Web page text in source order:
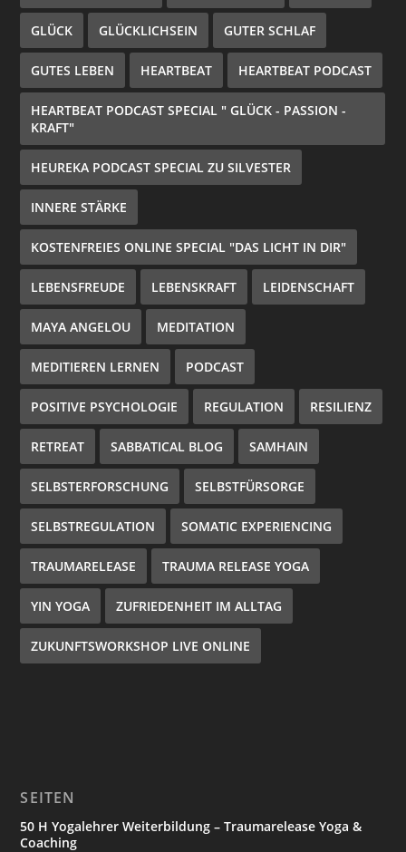
GLÜCK GLÜCKLICHSEIN GUTER SCHLAF
GUTES LEBEN HEARTBEAT HEARTBEAT PODCAST
HEARTBEAT PODCAST SPECIAL " GLÜCK - PASSION -
KRAFT"
HEUREKA PODCAST SPECIAL ZU SILVESTER
INNERE STÄRKE
KOSTENFREIES ONLINE SPECIAL "DAS LICHT IN DIR"
LEBENSFREUDE LEBENSKRAFT LEIDENSCHAFT
MAYA ANGELOU MEDITATION
MEDITIEREN LERNEN PODCAST
POSITIVE PSYCHOLOGIE REGULATION RESILIENZ
RETREAT SABBATICAL BLOG SAMHAIN
SELBSTERFORSCHUNG SELBSTFÜRSORGE
SELBSTREGULATION SOMATIC EXPERIENCING
TRAUMARELEASE TRAUMA RELEASE YOGA
YIN YOGA ZUFRIEDENHEIT IM ALLTAG
ZUKUNFTSWORKSHOP LIVE ONLINE
SEITEN
50 H Yogalehrer Weiterbildung – Traumarelease Yoga &
Coaching